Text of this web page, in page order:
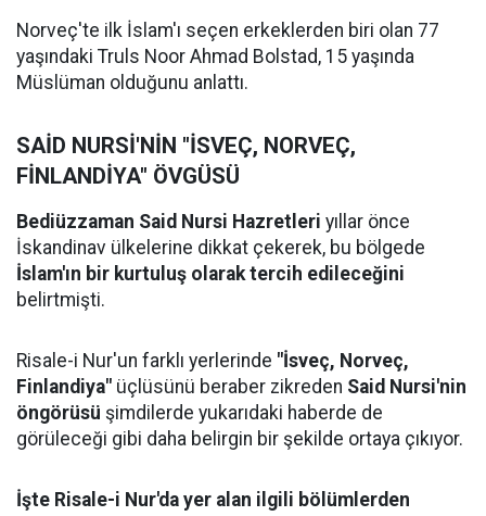
Norveç'te ilk İslam'ı seçen erkeklerden biri olan 77
yaşındaki Truls Noor Ahmad Bolstad, 15 yaşında
Müslüman olduğunu anlattı.
SAİD NURSİ'NİN "İSVEÇ, NORVEÇ,
FİNLANDİYA" ÖVGÜSÜ
Bediüzzaman Said Nursi Hazretleri yıllar önce
İskandinav ülkelerine dikkat çekerek, bu bölgede
İslam'ın bir kurtuluş olarak tercih edileceğini
belirtmişti.
Risale-i Nur'un farklı yerlerinde "İsveç, Norveç,
Finlandiya" üçlüsünü beraber zikreden Said Nursi'nin
öngörüsü şimdilerde yukarıdaki haberde de
görüleceği gibi daha belirgin bir şekilde ortaya çıkıyor.
İşte Risale-i Nur'da yer alan ilgili bölümlerden